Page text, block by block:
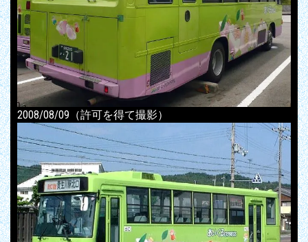
2008/08/09（許可を得て撮影）